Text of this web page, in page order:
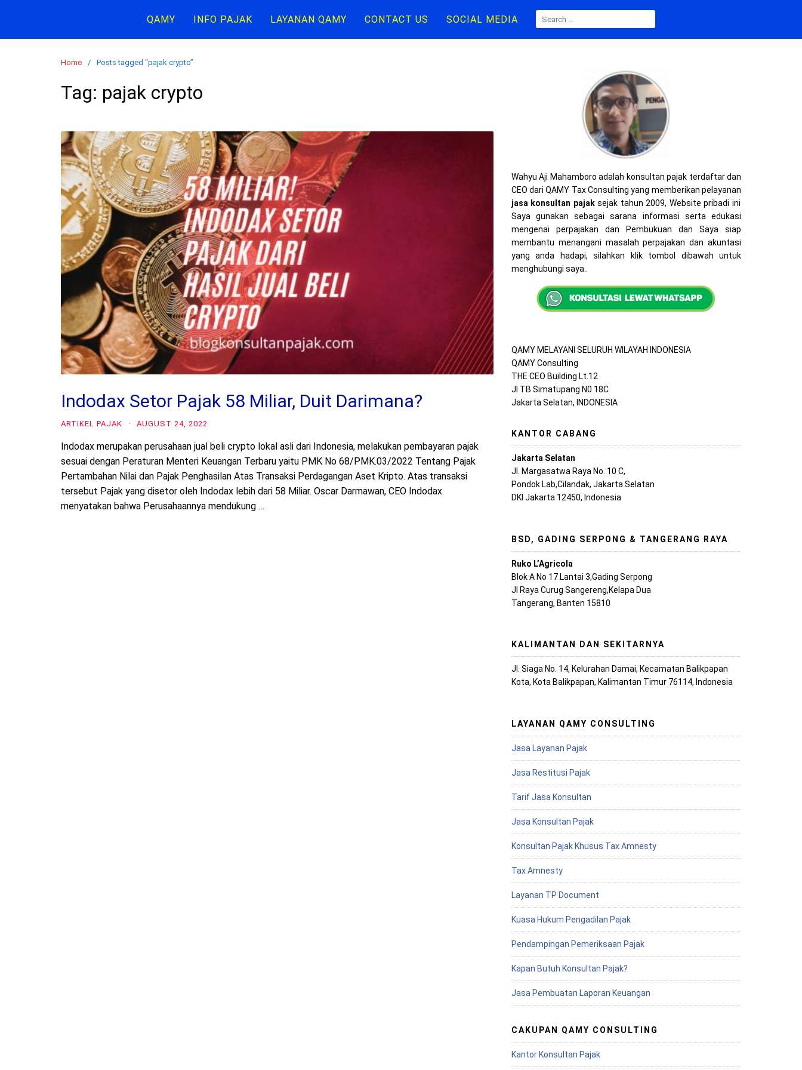
i
QAMY INFO PAJAK LAYANAN QAMY CONTACT US SOCIAL MEDIA
E
A
F
O
R
:
Home Posts tagged “pajak crypto”
Tag: pajak crypto
Indodax Setor Pajak 58 Miliar, Duit Darimana?
ARTIKEL PAJAK · AUGUST 24, 2022
Indodax merupakan perusahaan jual beli crypto lokal asli dari Indonesia, melakukan pembayaran pajak
sesuai dengan Peraturan Menteri Keuangan Terbaru yaitu PMK No 68/PMK.03/2022 Tentang Pajak
Pertambahan Nilai dan Pajak Penghasilan Atas Transaksi Perdagangan Aset Kripto. Atas transaksi
tersebut Pajak yang disetor oleh Indodax lebih dari 58 Miliar. Oscar Darmawan, CEO Indodax
menyatakan bahwa Perusahaannya mendukung …
Wahyu Aji Mahamboro adalah konsultan pajak terdaftar dan
CEO dari QAMY Tax Consulting yang memberikan pelayanan
jasa konsultan pajaksejak tahun 2009, Website pribadi ini
Saya gunakan sebagai sarana informasi serta edukasi
mengenai perpajakan dan Pembukuan dan Saya siap
membantu menangani masalah perpajakan dan akuntasi
yang anda hadapi, silahkan klik tombol dibawah untuk
menghubungi saya..
QAMY MELAYANI SELURUH WILAYAH INDONESIA
QAMY Consulting
THE CEO Building Lt.12
Jl TB Simatupang N0 18C
Jakarta Selatan, INDONESIA
KANTOR CABANG
Jakarta Selatan
Jl. Margasatwa Raya No. 10 C,
Pondok Lab,Cilandak, Jakarta Selatan
DKI Jakarta 12450, Indonesia
BSD, GADING SERPONG & TANGERANG RAYA
Ruko L’Agricola
Blok A No 17 Lantai 3,Gading Serpong
Jl Raya Curug Sangereng,Kelapa Dua
Tangerang, Banten 15810
KALIMANTAN DAN SEKITARNYA
Jl. Siaga No. 14, Kelurahan Damai, Kecamatan Balikpapan
Kota, Kota Balikpapan, Kalimantan Timur 76114, Indonesia
LAYANAN QAMY CONSULTING
Jasa Layanan Pajak
Jasa Restitusi Pajak
Tarif Jasa Konsultan
Jasa Konsultan Pajak
Konsultan Pajak Khusus Tax Amnesty
Tax Amnesty
Layanan TP Document
Kuasa Hukum Pengadilan Pajak
Pendampingan Pemeriksaan Pajak
Kapan Butuh Konsultan Pajak?
Jasa Pembuatan Laporan Keuangan
CAKUPAN QAMY CONSULTING
Kantor Konsultan Pajak